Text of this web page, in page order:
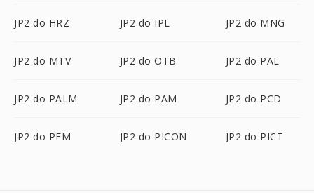
JP2 do HRZ JP2 do IPL JP2 do MNG
JP2 do MTV JP2 do OTB JP2 do PAL
JP2 do PALM JP2 do PAM JP2 do PCD
JP2 do PFM JP2 do PICON JP2 do PICT